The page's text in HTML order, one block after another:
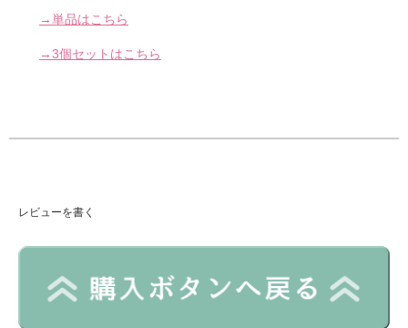
→単品はこちら
→3個セットはこちら
レビューを書く